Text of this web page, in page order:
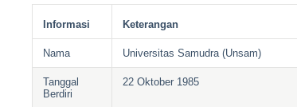
Informasi Keterangan
Nama Universitas Samudra (Unsam)
Tanggal
Berdiri
22 Oktober 1985